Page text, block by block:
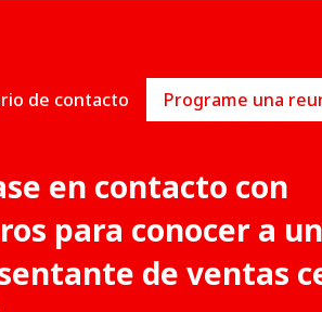
de contacto
en contacto con
para conocer a un
de ventas